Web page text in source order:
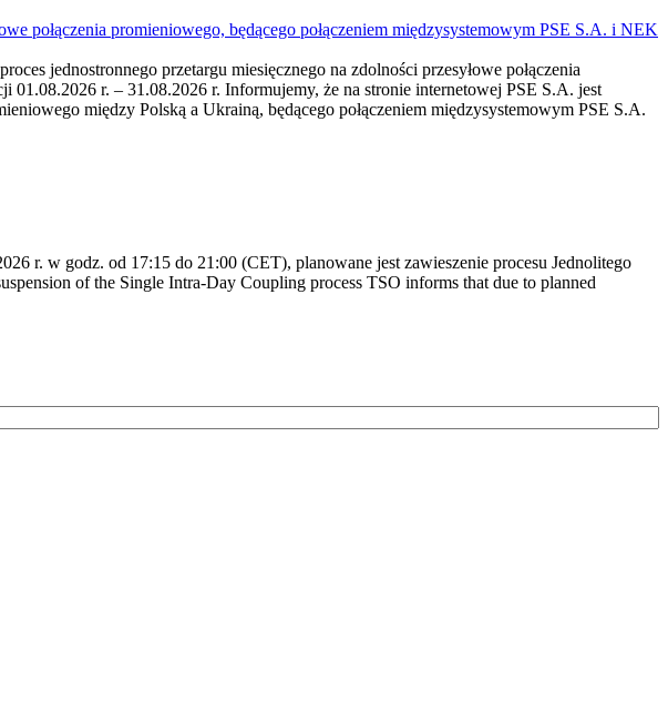
połączenia promieniowego, będącego połączeniem międzysystemowym PSE S.A. i NEK
jednostronnego przetargu miesięcznego na zdolności przesyłowe połączenia
r. – 31.08.2026 r. Informujemy, że na stronie internetowej PSE S.A. jest
między Polską a Ukrainą, będącego połączeniem międzysystemowym PSE S.A.
r. w godz. od 17:15 do 21:00 (CET), planowane jest zawieszenie procesu Jednolitego
of the Single Intra-Day Coupling process TSO informs that due to planned